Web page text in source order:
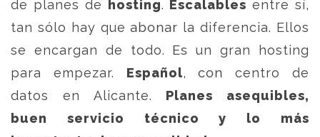
de planes de
hosting. Escalables entre sí,
tan sólo hay que abonar la diferencia. Ellos
se encargan de todo. Es un gran hosting
para empezar. Español, con centro de
datos en Alicante. Planes asequibles,
buen servicio técnico y lo más